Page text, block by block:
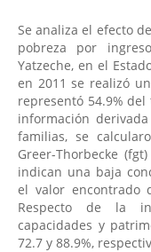
Se analiza el efecto
pobreza por
Yatzeche, en el
en 2011 se realizó
representó 54.9%
información
familias, se
Greer-Thorbecke
indican una baja
el valor encontrado
Respecto de la
capacidades y
72.7 y 88.9%,